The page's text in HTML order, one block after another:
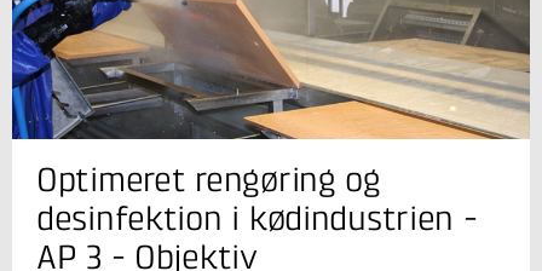
Jeg er din kontaktperson
Anette Granly Koch
Faglig leder
Fødevaresikkerhed og Kvalitet
+45 72 20 25 39
Optimeret rengøring og
desinfektion i kødindustrien -
AP 3 - Objektiv